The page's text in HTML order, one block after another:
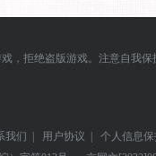
，拒绝盗版游戏。注意自我
我们 | 用户协议 |
个人信息